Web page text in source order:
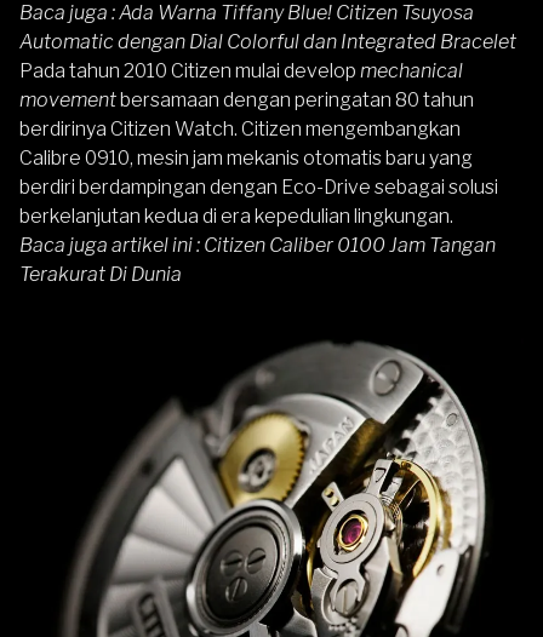
Baca juga :Ada Warna Tiffany Blue! Citizen Tsuyosa
Automatic dengan Dial Colorful dan Integrated Bracelet
Pada tahun 2010 Citizen mulai develop mechanical
movement bersamaan dengan peringatan 80 tahun
berdirinya Citizen Watch. Citizen mengembangkan
Calibre 0910, mesin jam mekanis otomatis baru yang
berdiri berdampingan dengan Eco-Drive sebagai solusi
berkelanjutan kedua di era kepedulian lingkungan.
Baca juga artikel ini : Citizen Caliber 0100 Jam Tangan
Terakurat Di Dunia